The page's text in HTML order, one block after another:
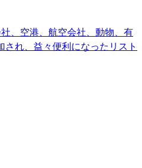
、空港、航空会社、動物、有
れ、益々便利になったリスト